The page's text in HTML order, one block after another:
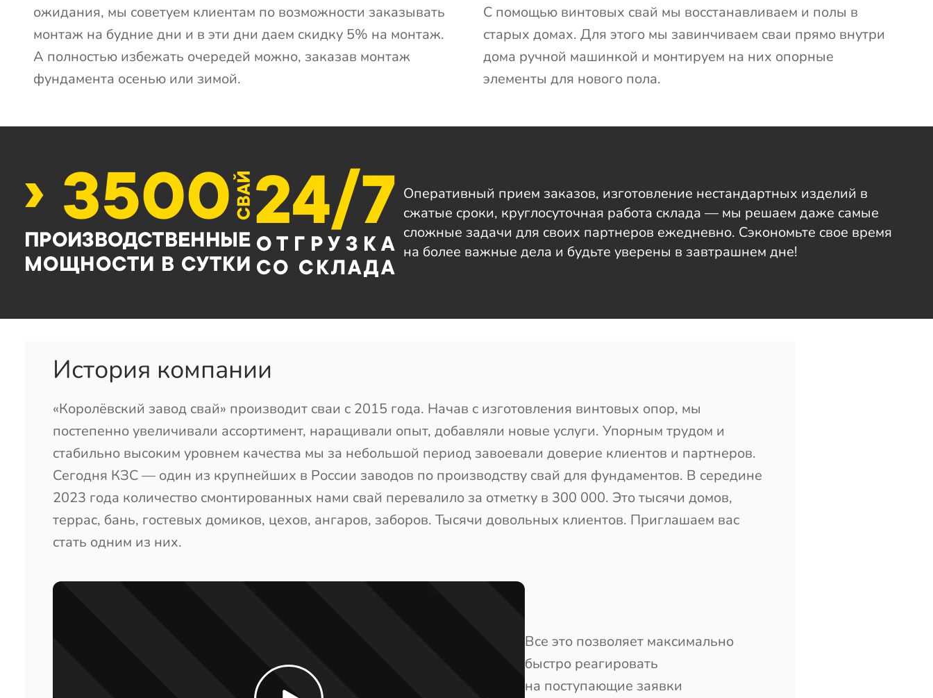
ожидания, мы советуем клиентам по возможности заказывать
монтаж на будние дни и в эти дни даем скидку 5% на монтаж.
А полностью избежать очередей можно, заказав монтаж
фундамента осенью или зимой.
С помощью винтовых свай мы восстанавливаем и полы в
старых домах. Для этого мы завинчиваем сваи прямо внутри
дома ручной машинкой и монтируем на них опорные
элементы для нового пола.
Оперативный прием заказов, изготовление нестандартных изделий в
сжатые сроки, круглосуточная работа склада — мы решаем даже самые
сложные задачи для своих партнеров ежедневно. Сэкономьте свое время
на более важные дела и будьте уверены в завтрашнем дне!
История компании
«Королёвский завод свай» производит сваи с 2015 года. Начав с изготовления винтовых опор, мы
постепенно увеличивали ассортимент, наращивали опыт, добавляли новые услуги. Упорным трудом и
стабильно высоким уровнем качества мы за небольшой период завоевали доверие клиентов и партнеров.
Сегодня КЗС — один из крупнейших в России заводов по производству свай для фундаментов. В середине
2023 года количество смонтированных нами свай перевалило за отметку в 300 000. Это тысячи домов,
террас, бань, гостевых домиков, цехов, ангаров, заборов. Тысячи довольных клиентов. Приглашаем вас
стать одним из них.
Все это позволяет максимально
быстро реагировать
на поступающие заявки